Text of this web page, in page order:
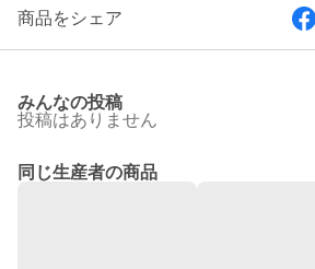
商品をシェア
みんなの投稿
投稿はありません
同じ生産者の商品